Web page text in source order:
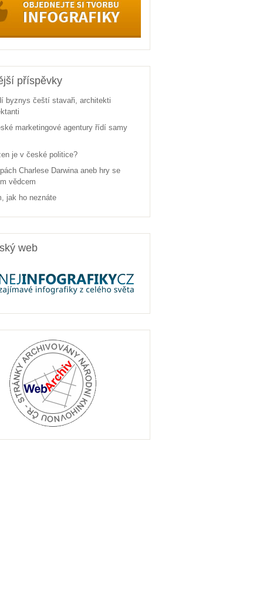
příspěvky
byznys čeští stavaři, architekti
marketingové agentury řídí samy
je v české politice?
Charlese Darwina aneb hry se
vědcem
jak ho neznáte
web